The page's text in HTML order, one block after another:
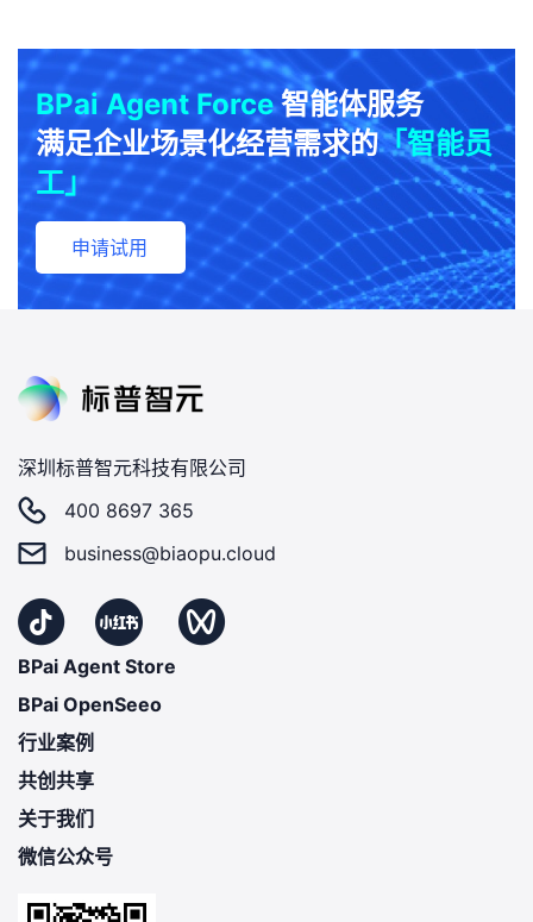
BPai Agent Force智能体服务
满足企业场景化经营需求的「智能员
工」
申请试用
深圳标普智元科技有限公司
400 8697 365
business@biaopu.cloud
BPai Agent Store
BPai OpenSeeo
行业案例
共创共享
关于我们
微信公众号